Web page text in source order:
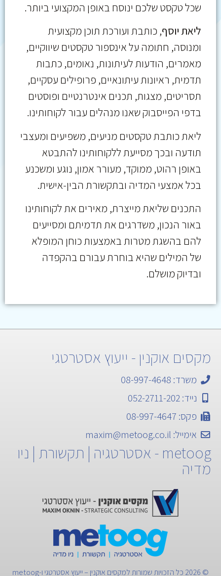
שכל טקסט שלכם ינוסח באופן המקצועי ביותר.
ליאת יוסף, כותבת ועורכת תוכן מקצועית
ומנוסה, חתומה על אינספור טקסטים שיווקיים,
מאמרים, הודעות לעיתונות, נאומים, כתבות
תדמית, ראיונות עיתונאיים, פרופילים עסקיים,
תסריטים, מצגות, תכנים אינטרנטיים ופוסטים
בדפי הפייסבוק שאנו מנהלים עבור לקוחותינו.
ליאת כותבת טקסטים מניעים, משפיעים ומעצבי
תודעה ובכך מסייעת ללקוחותינו להתבטא
באופן רהוט, ממוקד, מעורר אמון, נוגע ומשכנע
בכל אמצעי המדיה ובתקשורת הבין-אישית.
התכנים שליאת מייצרת, מאירים את לקוחותינו
באור הנכון, משדרגים את תדמיתם ומסייעים
להם בהשגת מטרות באמצעות כוחן המופלא
של המילים שהיא בוחרת עבורם בהקפדה
ובדיוק מושלם.
מקסים אוקנין - ייעוץ אסטרטגי
משרד: 08-997-4648
נייד: 052-2711-202
פקס: 08-997-4647
אימייל: maxim@metoog.co.il
metoog - אסטרטגיה | תקשורת | ניו
מדיה
© 2026 כל הזכויות שמורות למקסים אוקנין – ייעוץ אסטרטגי ו-metoog